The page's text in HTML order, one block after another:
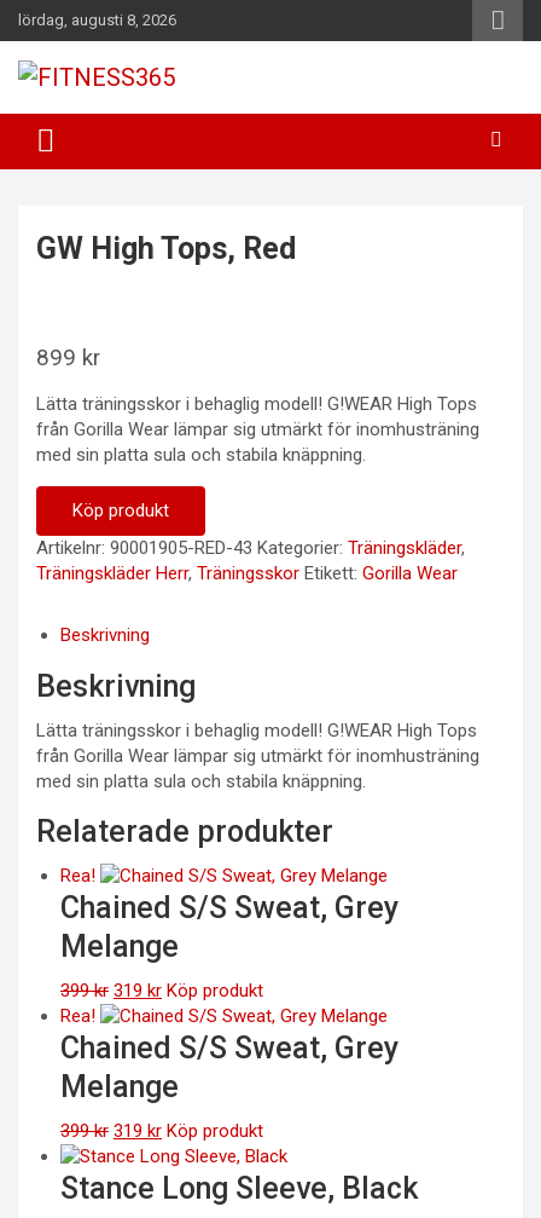
Hoppa
till
innehåll
lördag, augusti 8, 2026
FITNESS365
GW High Tops, Red
899 kr
Lätta träningsskor i behaglig modell! G!WEAR High Tops
från Gorilla Wear lämpar sig utmärkt för inomhusträning
med sin platta sula och stabila knäppning.
Köp produkt
Artikelnr: 90001905-RED-43 Kategorier: Träningskläder,
Träningskläder Herr, Träningsskor Etikett: Gorilla Wear
Beskrivning
Beskrivning
Lätta träningsskor i behaglig modell! G!WEAR High Tops
från Gorilla Wear lämpar sig utmärkt för inomhusträning
med sin platta sula och stabila knäppning.
Relaterade produkter
Rea!
Chained S/S Sweat, Grey
Melange
399kr Det
ursprungliga
priset
var:
399 kr.
319 krDet
nuvarande
priset
är:
319 kr.
Köp produkt
Rea!
Chained S/S Sweat, Grey
Melange
399kr Det
ursprungliga
priset
var:
319 krDet
nuvarande
priset
är:
Köp produkt
Stance Long Sleeve, Black